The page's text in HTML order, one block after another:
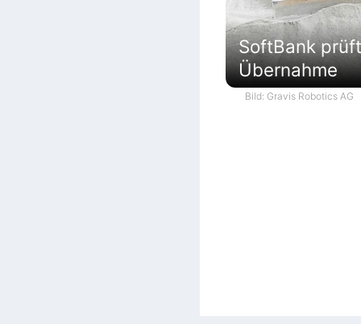
SoftBank
Übernahme
Bild: Gravis Robotics AG